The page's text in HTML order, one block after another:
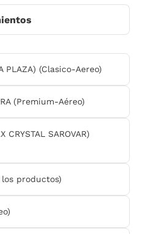
PLAZA) (Clasico-Aereo)
(Premium-Aéreo)
CRYSTAL SAROVAR)
los productos)